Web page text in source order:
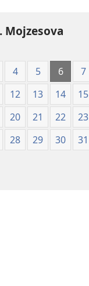
Mojzesova
4 5 6 7
12 13 14 15
20 21 22 23
28 29 30 31